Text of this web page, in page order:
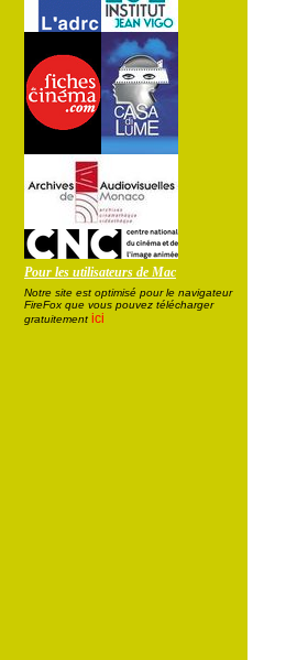
Pour les utilisateurs de Mac
Notre site est optimisé pour le navigateur
FireFox que vous pouvez télécharger
gratuitement ici